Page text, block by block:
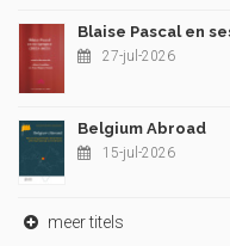
Blaise Pascal en
27-jul-2026
Belgium Abroad
15-jul-2026
meer titels